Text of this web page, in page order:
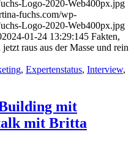
Logo-2020-Web400px.jpg
fuchs.com/wp-
Logo-2020-Web400px.jpg
2024-01-24 13:29:145 Fakten,
raus aus der Masse und rein
, Expertenstatus, Interview,
mit
mit Britta